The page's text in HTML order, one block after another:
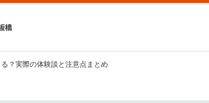
？実際の体験談と注意点まとめ